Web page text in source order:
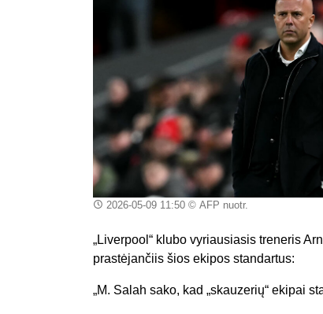
2026-05-09 11:50© AFP nuotr.
„Liverpool“ klubo vyriausiasis treneris
prastėjančiis šios ekipos standartus:
„M. Salah sako, kad „skauzerių“ ekipai